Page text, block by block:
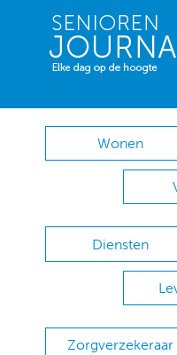
Wonen
Diensten
Zorgverzekeraar